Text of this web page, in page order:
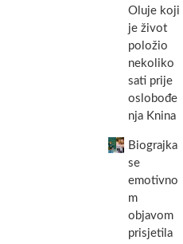
Oluje koji
je život
položio
nekoliko
sati prije
oslobođe
nja Knina
Biograjka
se
emotivno
m
objavom
prisjetila